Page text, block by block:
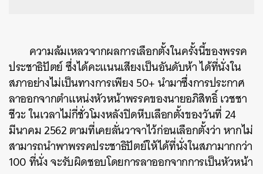
ความล้มเหลวจากผลการเลือกตั้งในครั้งนี้ของพรรค
ประชาธิปัตย์ ซึ่งได้คะแนนเสียงเป็นอันดับห้า ได้ที่นั่งใน
สภาอย่างไม่เป็นทางการเพียง 50+ นำมาซึ่งการประกาศ
ลาออกจากตำแหน่งหัวหน้าพรรคของนายอภิสิทธิ์ เวชชา
ชีวะ ในเวลาไม่กี่ชั่วโมงหลังปิดหีบเลือกตั้งของวันที่ 24
มีนาคม 2562 ตามที่เคยลั่นวาจาไว้ก่อนเลือกตั้งว่า หากไม่
สามารถนำพาพรรคประชาธิปัตย์ให้ได้ที่นั่งในสภามากกว่า
100 ที่นั่ง จะรับผิดชอบโดยการลาออกจากการเป็นหัวหน้า